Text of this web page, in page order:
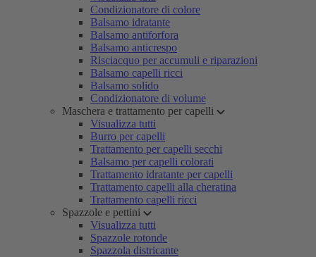
Condizionatore di colore
Balsamo idratante
Balsamo antiforfora
Balsamo anticrespo
Risciacquo per accumuli e riparazioni
Balsamo capelli ricci
Balsamo solido
Condizionatore di volume
Maschera e trattamento per capelli
Visualizza tutti
Burro per capelli
Trattamento per capelli secchi
Balsamo per capelli colorati
Trattamento idratante per capelli
Trattamento capelli alla cheratina
Trattamento capelli ricci
Spazzole e pettini
Visualizza tutti
Spazzole rotonde
Spazzola districante